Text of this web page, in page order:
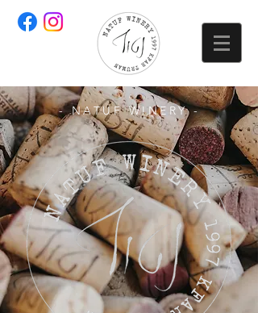
- NATUF WINERY -